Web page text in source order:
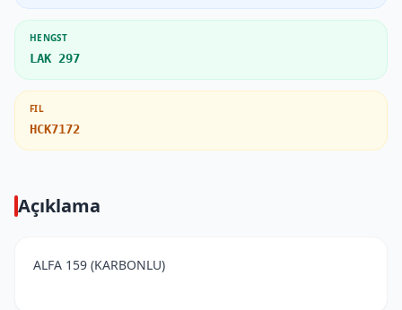
HENGST
LAK 297
FIL
HCK7172
Açıklama
ALFA 159 (KARBONLU)